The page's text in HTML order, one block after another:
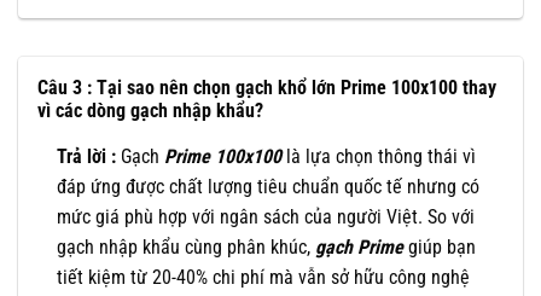
Câu 3 : Tại sao nên chọn gạch khổ lớn Prime 100x100 thay
vì các dòng gạch nhập khẩu?
Trả lời : Gạch Prime 100x100là lựa chọn thông thái vì
đáp ứng được chất lượng tiêu chuẩn quốc tế nhưng có
mức giá phù hợp với ngân sách của người Việt. So với
gạch nhập khẩu cùng phân khúc, gạch Prime giúp bạn
tiết kiệm từ 20-40% chi phí mà vẫn sở hữu công nghệ